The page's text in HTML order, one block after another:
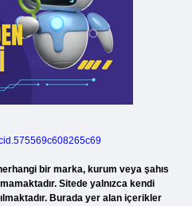
bir marka, kurum veya şahıs
Sitede yalnızca kendi
Burada yer alan içerikler